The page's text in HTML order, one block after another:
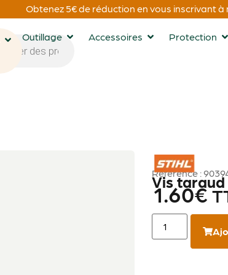
Obtenez 5€ de réduction en vous inscrivant
Outillage Accessoires Protection
STIHL
Référence :
Vis taraud
1.60€